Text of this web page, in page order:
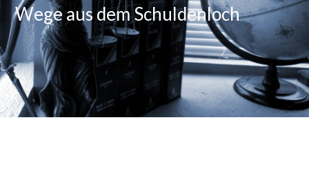
Wege aus dem Schuldenloch